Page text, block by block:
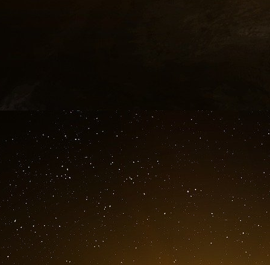
2020 pour expulser rapidement les migrants
On s’attend également à ce qu’il
(comme son « interdiction musulmane »
réfugiés, qu’il mette fin à la citoyenneté de
Constitution - et qu’il prenne des
l’immigration illégale, notamment en
d’expulsion nationale » de l’histoire des
bon nombre de ses actions seront contestées
Énergie et climat.